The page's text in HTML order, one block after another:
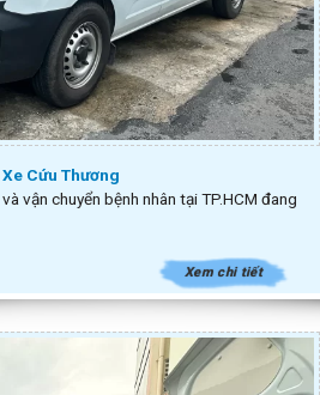
Cứu Thương
vận chuyển bệnh nhân tại TP.HCM đang
Xem chi tiết